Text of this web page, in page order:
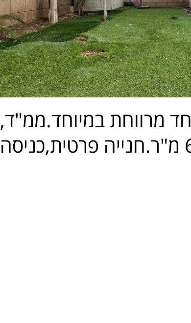
למכירה בנווה אילן,דירת גן 3 חד מרווחת
הורים,מזגן בכל חדר,גינה כ60 מ"ר.חנייה